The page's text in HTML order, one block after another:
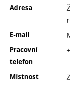
Adresa
E-mail
Pracovní
telefon
Místnost